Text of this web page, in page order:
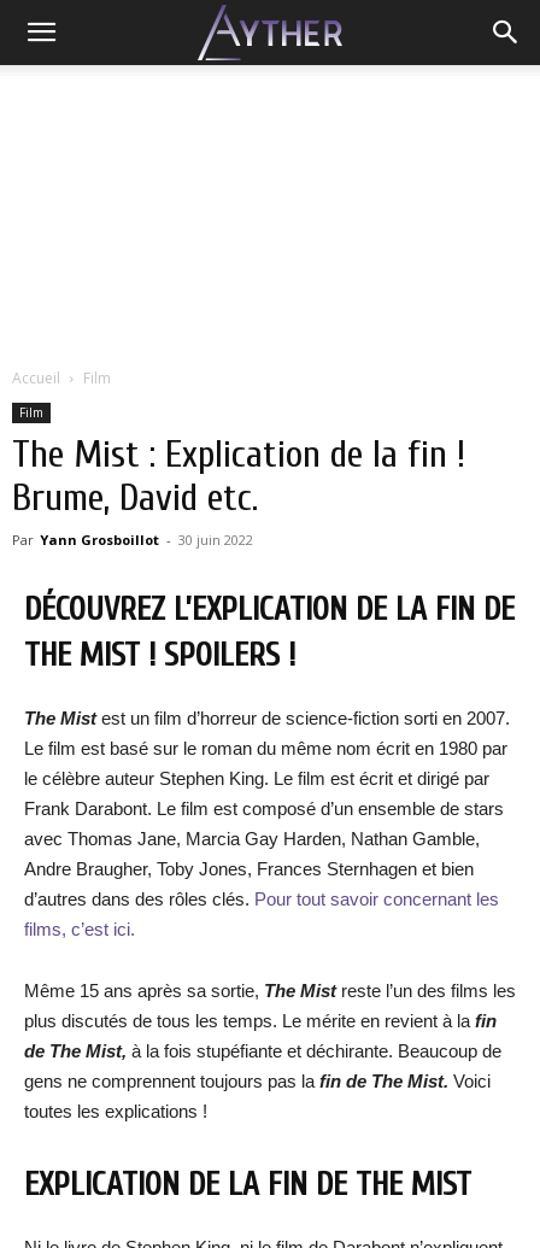
Accueil Film
Film
The Mist : Explication de la fin !
Brume, David etc.
Par Yann Grosboillot - 30 juin 2022
DÉCOUVREZ L’EXPLICATION DE LA FIN DE
THE MIST ! SPOILERS !
The Mistest un film d’horreur de science-fiction sorti en 2007.
Le film est basé sur le roman du même nom écrit en 1980 par
le célèbre auteur Stephen King. Le film est écrit et dirigé par
Frank Darabont. Le film est composé d’un ensemble de stars
avec Thomas Jane, Marcia Gay Harden, Nathan Gamble,
Andre Braugher, Toby Jones, Frances Sternhagen et bien
d’autres dans des rôles clés. Pour tout savoir concernant les
films, c’est ici.
Même 15 ans après sa sortie, The Mistreste l’un des films les
plus discutés de tous les temps. Le mérite en revient à la fin
de The Mist, à la fois stupéfiante et déchirante. Beaucoup de
gens ne comprennent toujours pas la fin de The Mist. Voici
toutes les explications !
EXPLICATION DE LA FIN DE THE MIST